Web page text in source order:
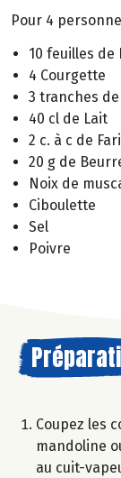
Pour 4
10 feuilles de
4 Courgette
3 tranches de
40 cl de Lait
2 c. à c de
20 g de
Noix de
Ciboulette
Sel
Poivre
Coupez les
mandoline
au cuit-